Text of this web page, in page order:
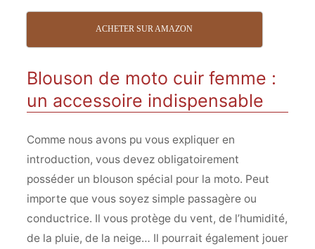
ACHETER SUR AMAZON
Blouson de moto cuir femme :
un accessoire indispensable
Comme nous avons pu vous expliquer en
introduction, vous devez obligatoirement
posséder un blouson spécial pour la moto. Peut
importe que vous soyez simple passagère ou
conductrice. Il vous protège du vent, de l’humidité,
de la pluie, de la neige… Il pourrait également jouer